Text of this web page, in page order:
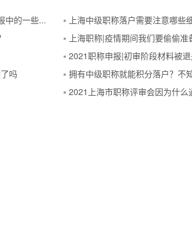
【上海职称】2024上海中、高级职称评审申报中的一些问题 上海中级职称落户需要注意哪些
2021职称申报|初审阶段材料被退
吗